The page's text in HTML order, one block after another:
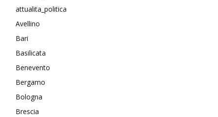
attualita_politica
Avellino
Bari
Basilicata
Benevento
Bergamo
Bologna
Brescia